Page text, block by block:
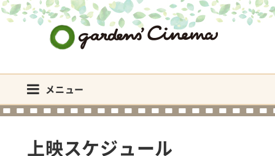
メニュー
上映スケジュール